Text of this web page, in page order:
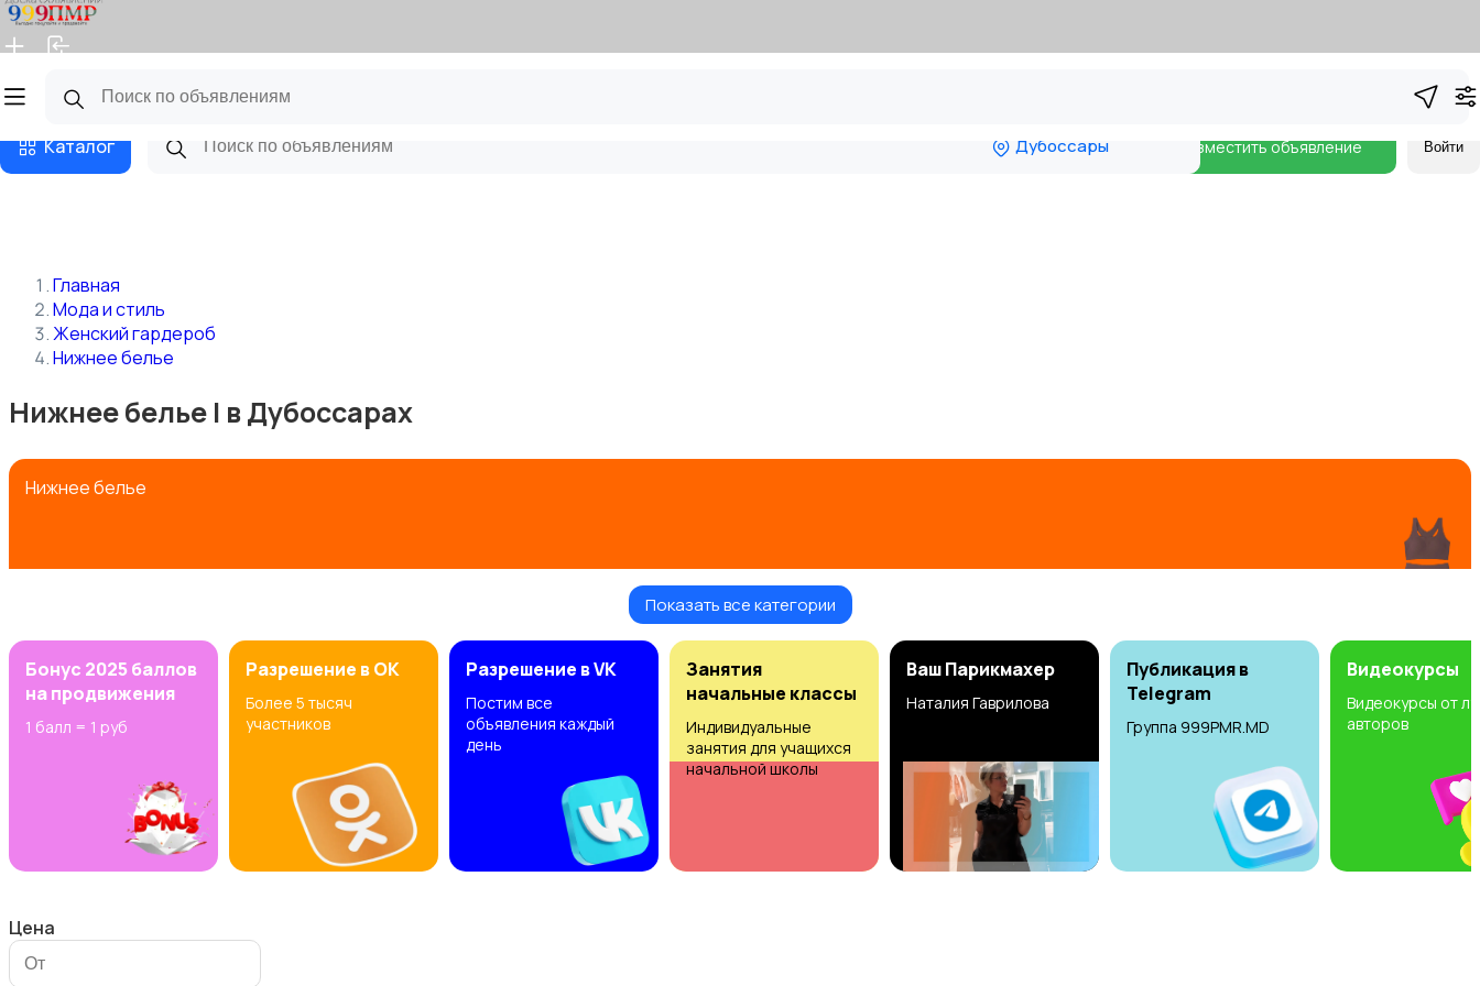
Главная
Каталог Дубоссары Разместить объявление Войти
Главная
Мода и стиль
Женский гардероб
Нижнее белье
Нижнее белье | в Дубоссарах
Нижнее белье
Другое
Штаны и шорты
Футболки и топы
Показать все категории
Бонус 2025 баллов
на продвижения
1 балл = 1 руб
Разрешение в OK
Более 5 тысяч
участников
Разрешение в VK
Постим все
объявления каждый
день
Занятия
начальные классы
Индивидуальные
занятия для учащихся
начальной школы
Ваш Парикмахер
Наталия Гаврилова
Публикация в
Telegram
Группа 999PMR.MD
Видеокурсы
Видеокурсы от
авторов
Цена